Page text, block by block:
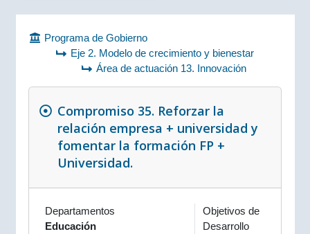
Programa de Gobierno
Eje 2. Modelo de crecimiento y bienestar
Área de actuación 13. Innovación
Compromiso 35. Reforzar la
relación empresa + universidad y
fomentar la formación FP +
Universidad.
Departamentos
Educación
Objetivos de
Desarrollo